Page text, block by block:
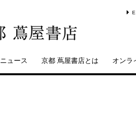
ニュース 京都 蔦屋書店とは オンラ